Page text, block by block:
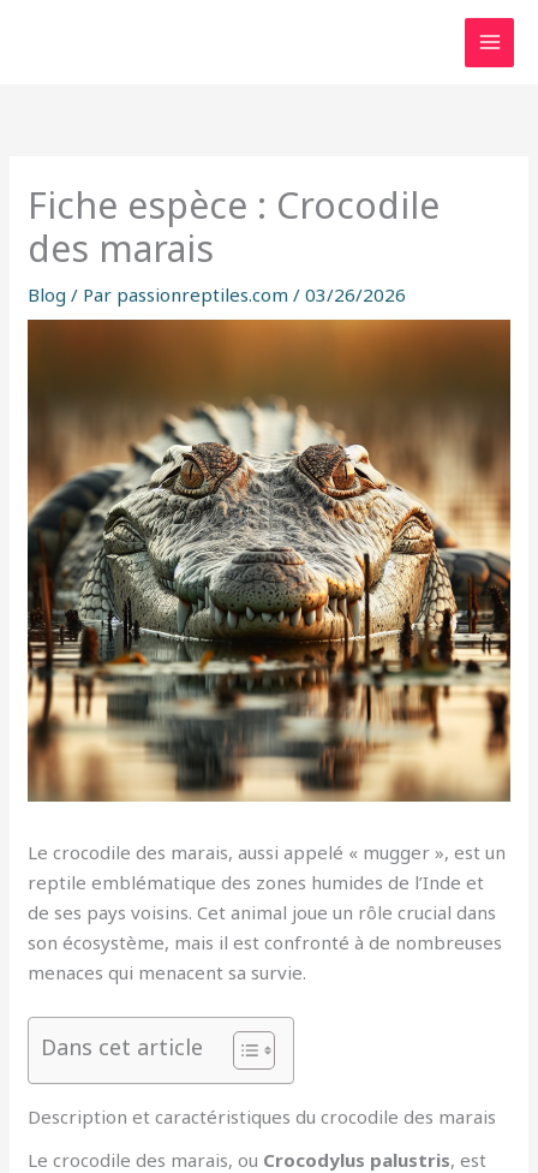
Fiche espèce : Crocodile
des marais
Blog / Par passionreptiles.com/03/26/2026
Le crocodile des marais, aussi appelé « mugger », est un
reptile emblématique des zones humides de l’Inde et
de ses pays voisins. Cet animal joue un rôle crucial dans
son écosystème, mais il est confronté à de nombreuses
menaces qui menacent sa survie.
Dans cet article
Description et caractéristiques du crocodile des marais
Le crocodile des marais, ou Crocodylus palustris, est